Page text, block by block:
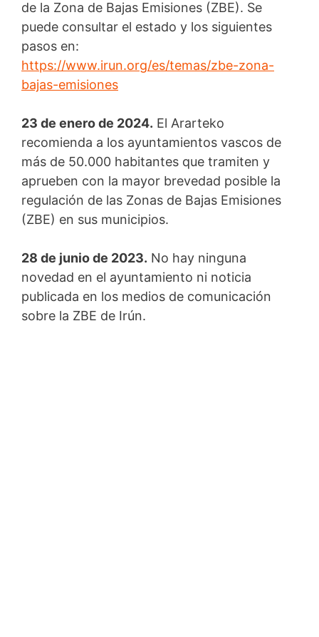
de la Zona de Bajas Emisiones (ZBE). Se
puede consultar el estado y los siguientes
pasos en:
https://www.irun.org/es/temas/zbe-zona-
bajas-emisiones
23 de enero de 2024. El Ararteko
recomienda a los ayuntamientos vascos de
más de 50.000 habitantes que tramiten y
aprueben con la mayor brevedad posible la
regulación de las Zonas de Bajas Emisiones
(ZBE) en sus municipios.
28 de junio de 2023. No hay ninguna
novedad en el ayuntamiento ni noticia
publicada en los medios de comunicación
sobre la ZBE de Irún.